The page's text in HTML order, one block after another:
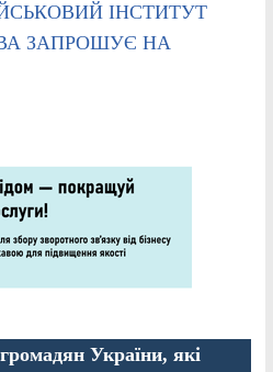
ІНСТИТУТ
ЗАПРОШУЄ НА
України, які